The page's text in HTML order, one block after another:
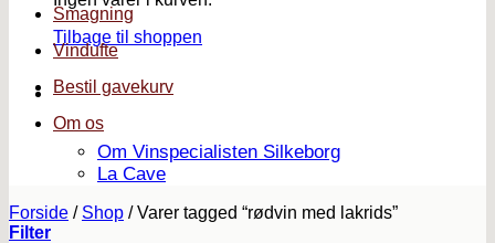
Tilbage til shoppen
Smagning
Vindufte
Bestil gavekurv
Om os
Om Vinspecialisten Silkeborg
La Cave
Forside / Shop /Varer tagged “rødvin med lakrids”
Filter